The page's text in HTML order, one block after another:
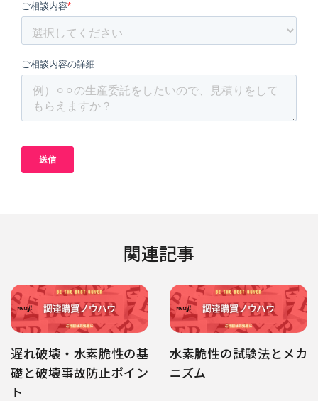
関連記事
遅れ破壊・水素脆性の基
礎と破壊事故防止ポイン
ト
水素脆性の試験法とメカ
ニズム